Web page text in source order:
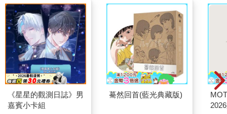
《星星的觀測日誌》男
嘉賓小卡組
驀然回首(藍光典藏版)